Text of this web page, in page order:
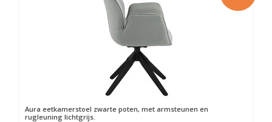
Aura eetkamerstoel zwarte poten, met armsteunen en
rugleuning lichtgrijs.